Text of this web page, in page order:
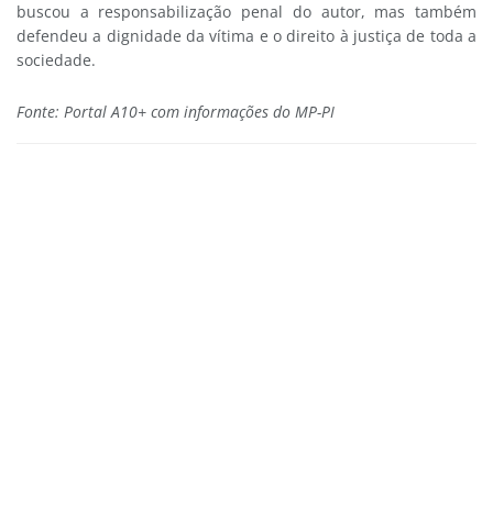
buscou a responsabilização penal do autor, mas também
defendeu a dignidade da vítima e o direito à justiça de toda a
sociedade.
Fonte: Portal A10+ com informações do MP-PI